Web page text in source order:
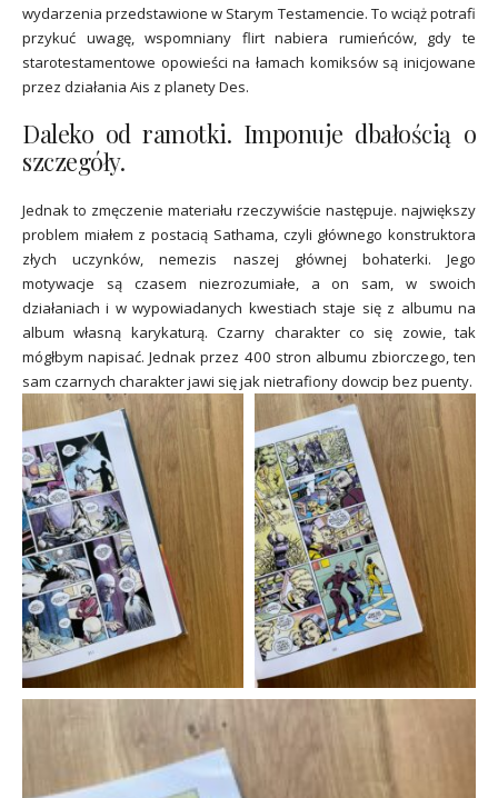
wydarzenia przedstawione w Starym Testamencie. To wciąż potrafi
przykuć uwagę, wspomniany flirt nabiera rumieńców, gdy te
starotestamentowe opowieści na łamach komiksów są inicjowane
przez działania Ais z planety Des.
Daleko od ramotki. Imponuje dbałością o
szczegóły.
Jednak to zmęczenie materiału rzeczywiście następuje. największy
problem miałem z postacią Sathama, czyli głównego konstruktora
złych uczynków, nemezis naszej głównej bohaterki. Jego
motywacje są czasem niezrozumiałe, a on sam, w swoich
działaniach i w wypowiadanych kwestiach staje się z albumu na
album własną karykaturą. Czarny charakter co się zowie, tak
mógłbym napisać. Jednak przez 400 stron albumu zbiorczego, ten
sam czarnych charakter jawi się jak nietrafiony dowcip bez puenty.